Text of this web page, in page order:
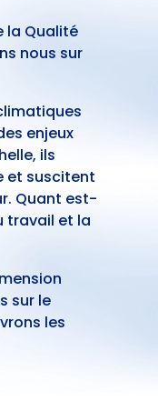
la Qualité
nous sur
enjeux
ils
et suscitent
Quant est-
travail et la
sur le
les